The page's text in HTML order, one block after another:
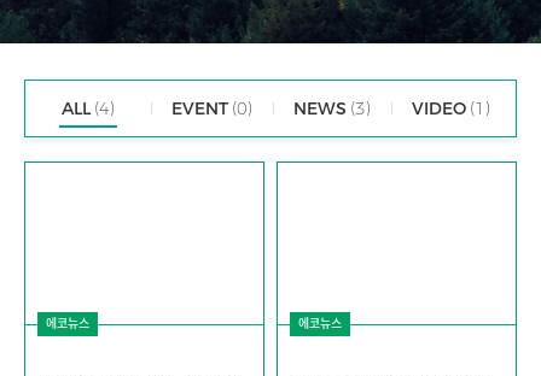
ALL (4) EVENT (0) NEWS (3) VIDEO (1)
에코뉴스 에코뉴스